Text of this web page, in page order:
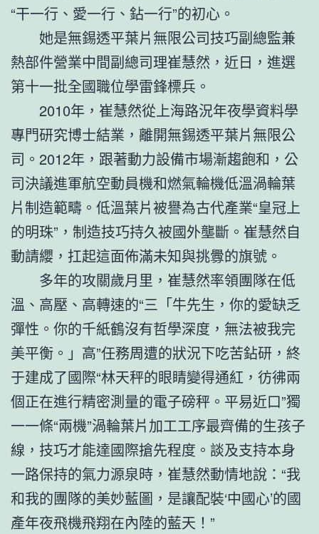
“干一行、愛一行、鉆一行”的初心。
她是無錫透平葉片無限公司技巧副總監兼
熱部件營業中間副總司理崔慧然，近日，進選
第十一批全國職位學雷鋒標兵。
2010年，崔慧然從上海路況年夜學資料學
專門研究博士結業，離開無錫透平葉片無限公
司。2012年，跟著動力設備市場漸趨飽和，公
司決議進軍航空動員機和燃氣輪機低溫渦輪葉
片制造範疇。低溫葉片被譽為古代產業“皇冠上
的明珠”，制造技巧持久被國外壟斷。崔慧然自
動請纓，扛起這面佈滿未知與挑釁的旗號。
多年的攻關歲月里，崔慧然率領團隊在低
溫、高壓、高轉速的“三「牛先生，你的愛缺乏
彈性。你的千紙鶴沒有哲學深度，無法被我完
美平衡。」高”任務周遭的狀況下吃苦鉆研，終
于建成了國際“林天秤的眼睛變得通紅，彷彿兩
個正在進行精密測量的電子磅秤。平易近口”獨
一一條“兩機”渦輪葉片加工工序最齊備的生孩子
線，技巧才能達國際搶先程度。談及支持本身
一路保持的氣力源泉時，崔慧然動情地說：“我
和我的團隊的美妙藍圖，是讓配裝‘中國心’的國
產年夜飛機飛翔在內陸的藍天！”